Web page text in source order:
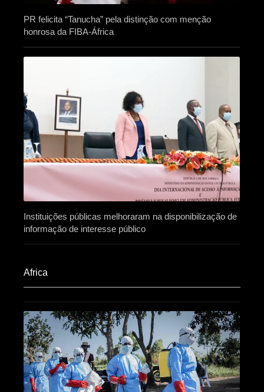
PR felicita “Tanucha” pela distinção com menção
honrosa da FIBA-África
Instituições públicas melhoraram na disponibilização de
informação de interesse público
Africa​